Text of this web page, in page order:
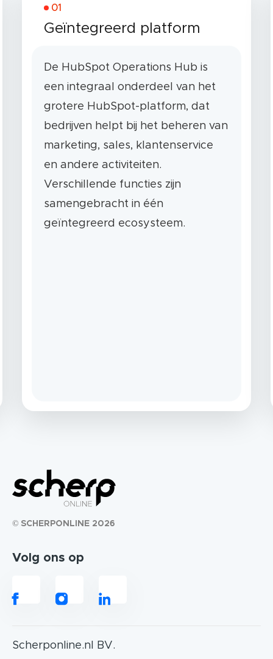
01
Geïntegreerd platform
De HubSpot Operations Hub is
een integraal onderdeel van het
grotere HubSpot-platform, dat
bedrijven helpt bij het beheren van
marketing, sales, klantenservice
en andere activiteiten.
Verschillende functies zijn
samengebracht in één
geïntegreerd ecosysteem.
© SCHERPONLINE 2026
Volg ons op
Scherponline.nl BV.